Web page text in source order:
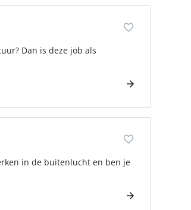
Dan is deze job als
in de buitenlucht en ben je